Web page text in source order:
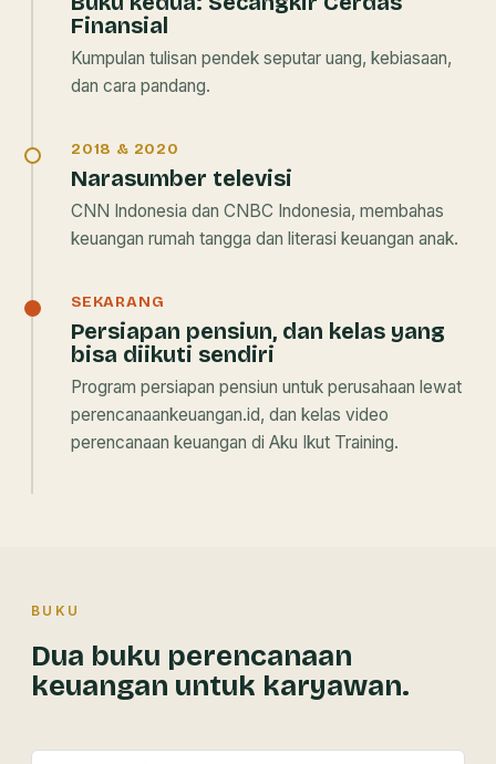
Finansial
Kumpulan tulisan pendek seputar uang, kebiasaan,
dan cara pandang.
2018 & 2020
Narasumber televisi
CNN Indonesia dan CNBC Indonesia, membahas
keuangan rumah tangga dan literasi keuangan anak.
SEKARANG
Persiapan pensiun, dan kelas yang
bisa diikuti sendiri
Program persiapan pensiun untuk perusahaan lewat
perencanaankeuangan.id, dan kelas video
perencanaan keuangan di Aku Ikut Training.
BUKU
Dua buku perencanaan
keuangan untuk karyawan.